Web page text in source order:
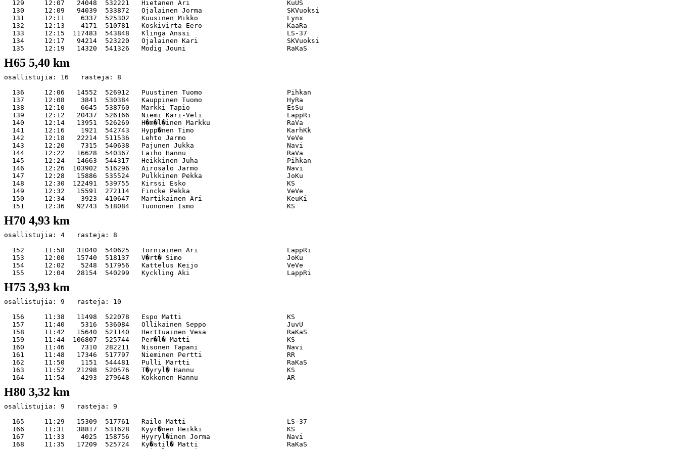
  129     12:07   24048  532221   Hietanen Ari                        KuUS
  130     12:09   94039  533872   Ojalainen Jorma                     SKVuoksi
  131     12:11    6337  525302   Kuusinen Mikko                      Lynx
  132     12:13    4171  510781   Koskivirta Eero                     KaaRa
  133     12:15  117483  543848   Klinga Anssi                        LS-37
  134     12:17   94214  523220   Ojalainen Kari                      SKVuoksi
H65 5,40 km
osallistujia: 16   rasteja: 8
  136     12:06   14552  526912   Puustinen Tuomo                     Pihkan
  137     12:08    3841  530384   Kauppinen Tuomo                     HyRa
  138     12:10    6645  538760   Markki Tapio                        EsSu
  139     12:12   20437  526166   Niemi Kari-Veli                     LappRi
  140     12:14   13951  526269   H�m�l�inen Markku                   RaVa
  141     12:16    1921  542743   Hypp�nen Timo                       KarhKk
  142     12:18   22214  511536   Lehto Jarmo                         VeVe
  143     12:20    7315  540638   Pajunen Jukka                       Navi
  144     12:22   16628  540367   Laiho Hannu                         RaVa
  145     12:24   14663  544317   Heikkinen Juha                      Pihkan
  146     12:26  103902  516296   Airosalo Jarmo                      Navi
  147     12:28   15886  535524   Pulkkinen Pekka                     JoKu
  148     12:30  122491  539755   Kirssi Esko                         KS
  149     12:32   15591  272114   Fincke Pekka                        VeVe
  150     12:34    3923  410647   Martikainen Ari                     KeuKi
H70 4,93 km
osallistujia: 4   rasteja: 8
  152     11:58   31040  540625   Torniainen Ari                      LappRi
  153     12:00   15740  518137   V�rt� Simo                          JoKu
  154     12:02    5248  517956   Kattelus Keijo                      VeVe
H75 3,93 km
osallistujia: 9   rasteja: 10
  156     11:38   11498  522078   Espo Matti                          KS
  157     11:40    5316  536084   Ollikainen Seppo                    JuvU
  158     11:42   15640  521140   Herttuainen Vesa                    RaKaS
  159     11:44  106807  525744   Per�l� Matti                        KS
  160     11:46    7310  282211   Nisonen Tapani                      Navi
  161     11:48   17346  517797   Nieminen Pertti                     RR
  162     11:50    1151  544481   Pulli Martti                        RaKaS
  163     11:52   21298  520576   T�yryl� Hannu                       KS
H80 3,32 km
osallistujia: 9   rasteja: 9
  165     11:29   15309  517761   Railo Matti                         LS-37
  166     11:31   38817  531628   Kyyr�nen Heikki                     KS
  167     11:33    4025  158756   Hyyryl�inen Jorma                   Navi
  168     11:35   17209  525724   Ky�stil� Matti                      RaKaS